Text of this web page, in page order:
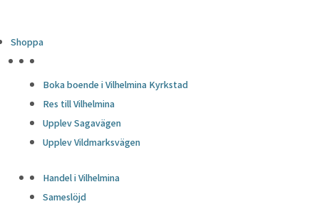
Shoppa
Boka boende i Vilhelmina Kyrkstad
Res till Vilhelmina
Upplev Sagavägen
Upplev Vildmarksvägen
Handel i Vilhelmina
Sameslöjd